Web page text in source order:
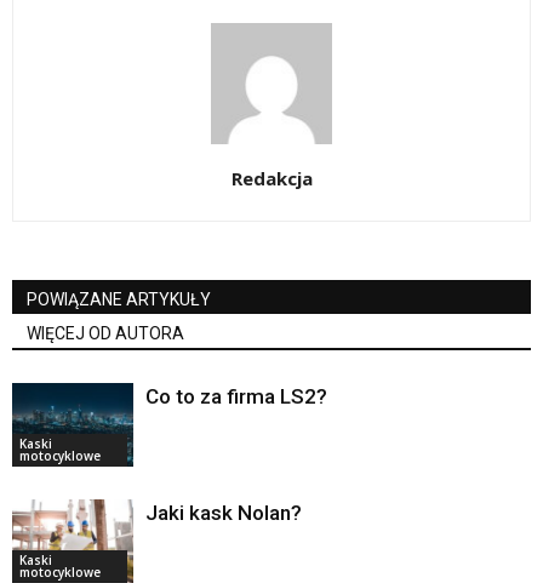
Redakcja
POWIĄZANE ARTYKUŁY
WIĘCEJ OD AUTORA
Kaski
motocyklowe
Co to za firma LS2?
Kaski
motocyklowe
Jaki kask Nolan?